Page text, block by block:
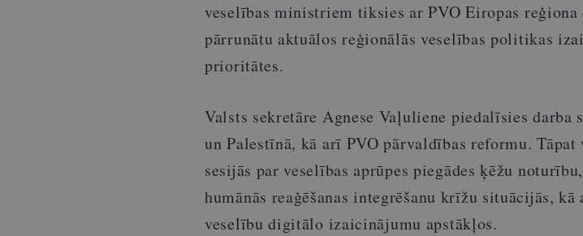
veselības ministriem tiksies ar PVO Eiropas
pārrunātu aktuālos reģionālās veselības politikas
prioritātes.
Valsts sekretāre Agnese Vaļuliene piedalīsies darba
un Palestīnā, kā arī PVO pārvaldības reformu.
sesijās par veselības aprūpes piegādes ķēžu
humānās reaģēšanas integrēšanu krīžu situācijās,
veselību digitālo izaicinājumu apstākļos.